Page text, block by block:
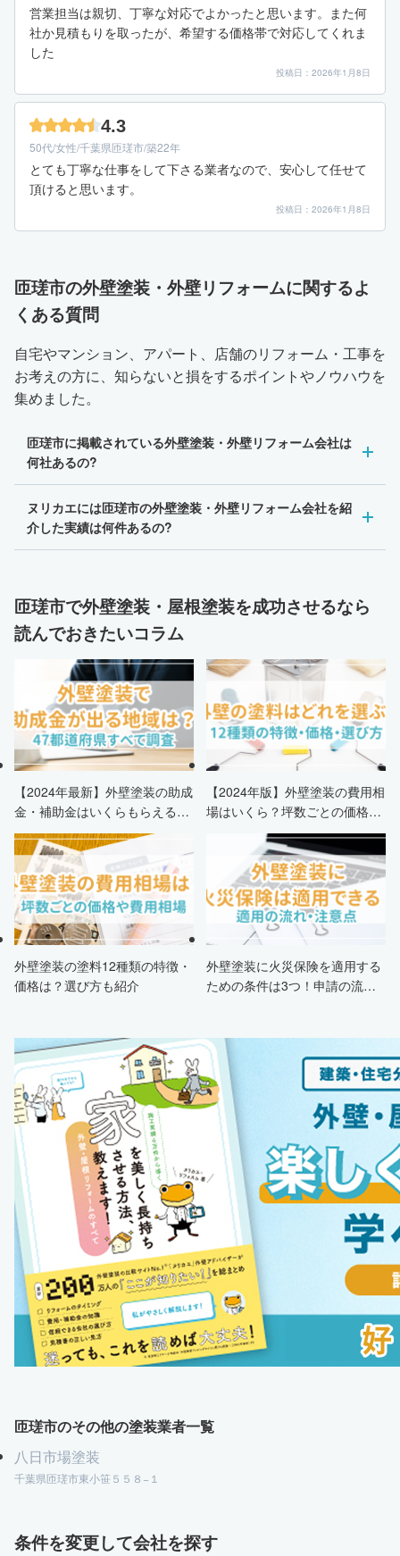
営業担当は親切、丁寧な対応でよかったと思います。また何
社か見積もりを取ったが、希望する価格帯で対応してくれま
した
投稿日：2026年1月8日
4.3
50代/女性/千葉県匝瑳市/築22年
とても丁寧な仕事をして下さる業者なので、安心して任せて
頂けると思います。
投稿日：2026年1月8日
匝瑳市の外壁塗装・外壁リフォームに関するよ
くある質問
自宅やマンション、アパート、店舗のリフォーム・工事を
お考えの方に、知らないと損をするポイントやノウハウを
集めました。
匝瑳市に掲載されている外壁塗装・外壁リフォーム会社は
何社あるの?
ヌリカエには匝瑳市の外壁塗装・外壁リフォーム会社を紹
介した実績は何件あるの?
匝瑳市で外壁塗装・屋根塗装を成功させるなら
読んでおきたいコラム
【2024年最新】外壁塗装の助成
金・補助金はいくらもらえる？
申請条件・市区町村情報・安く
する方法も紹介！
【2024年版】外壁塗装の費用相
場はいくら？坪数ごとの価格も
外壁塗装の塗料12種類の特徴・
価格は？選び方も紹介
外壁塗装に火災保険を適用する
ための条件は3つ！申請の流
匝瑳市のその他の塗装業者一覧
八日市場塗装
千葉県匝瑳市東小笹５５８−１
条件を変更して会社を探す